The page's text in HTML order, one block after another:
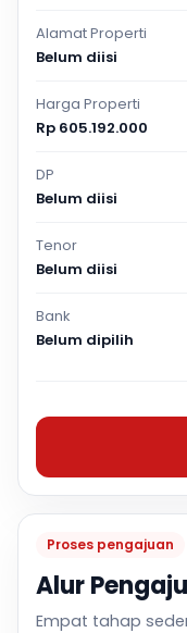
Proses pengajuan
Alur
Empat tahap
Alamat Properti
Belum diisi
Harga Properti
Rp 605.192.000
DP
Belum diisi
Tenor
Belum diisi
Bank
Belum dipilih